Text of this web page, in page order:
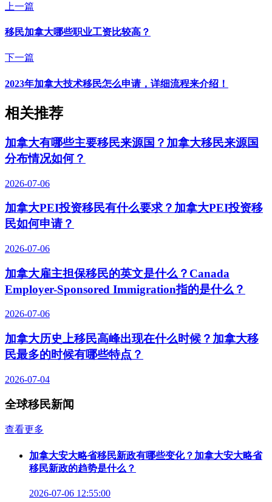
上一篇
移民加拿大哪些职业工资比较高？
下一篇
2023年加拿大技术移民怎么申请，详细流程来介绍！
相关推荐
加拿大有哪些主要移民来源国？加拿大移民来源国
分布情况如何？
2026-07-06
加拿大PEI投资移民有什么要求？加拿大PEI投资移
民如何申请？
2026-07-06
加拿大雇主担保移民的英文是什么？Canada
Employer-Sponsored Immigration指的是什么？
2026-07-06
加拿大历史上移民高峰出现在什么时候？加拿大移
民最多的时候有哪些特点？
2026-07-04
全球移民新闻
查看更多
加拿大安大略省移民新政有哪些变化？加拿大安大略省
移民新政的趋势是什么？
2026-07-06 12:55:00